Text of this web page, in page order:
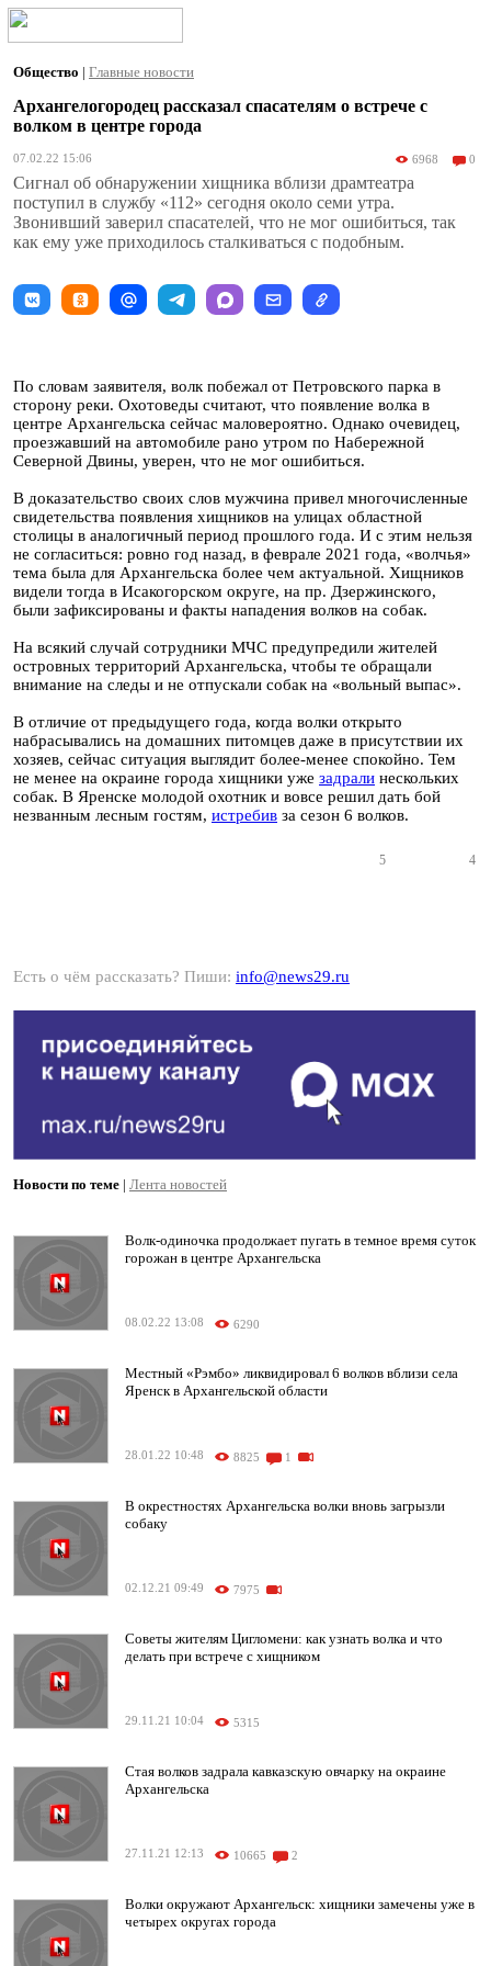
Общество | Главные новости
Архангелогородец рассказал спасателям о встрече с
волком в центре города
07.02.22 15:06 6968 0
Сигнал об обнаружении хищника вблизи драмтеатра
поступил в службу «112» сегодня около семи утра.
Звонивший заверил спасателей, что не мог ошибиться, так
как ему уже приходилось сталкиваться с подобным.
По словам заявителя, волк побежал от Петровского парка в
сторону реки. Охотоведы считают, что появление волка в
центре Архангельска сейчас маловероятно. Однако очевидец,
проезжавший на автомобиле рано утром по Набережной
Северной Двины, уверен, что не мог ошибиться.
В доказательство своих слов мужчина привел многочисленные
свидетельства появления хищников на улицах областной
столицы в аналогичный период прошлого года. И с этим нельзя
не согласиться: ровно год назад, в феврале 2021 года, «волчья»
тема была для Архангельска более чем актуальной. Хищников
видели тогда в Исакогорском округе, на пр. Дзержинского,
были зафиксированы и факты нападения волков на собак.
На всякий случай сотрудники МЧС предупредили жителей
островных территорий Архангельска, чтобы те обращали
внимание на следы и не отпускали собак на «вольный выпас».
В отличие от предыдущего года, когда волки открыто
набрасывались на домашних питомцев даже в присутствии их
хозяев, сейчас ситуация выглядит более-менее спокойно. Тем
не менее на окраине города хищники уже задрали нескольких
собак. В Яренске молодой охотник и вовсе решил дать бой
незванным лесным гостям, истребив за сезон 6 волков.
5 4
Есть о чём рассказать? Пиши: info@news29.ru
Новости по теме | Лента новостей
Волк-одиночка продолжает пугать в темное время суток
горожан в центре Архангельска
08.02.22 13:08 6290
Местный «Рэмбо» ликвидировал 6 волков вблизи села
Яренск в Архангельской области
28.01.22 10:48 8825 1
В окрестностях Архангельска волки вновь загрызли
собаку
02.12.21 09:49 7975
Советы жителям Цигломени: как узнать волка и что
делать при встрече с хищником
29.11.21 10:04 5315
Стая волков задрала кавказскую овчарку на окраине
Архангельска
27.11.21 12:13 10665 2
Волки окружают Архангельск: хищники замечены уже в
четырех округах города